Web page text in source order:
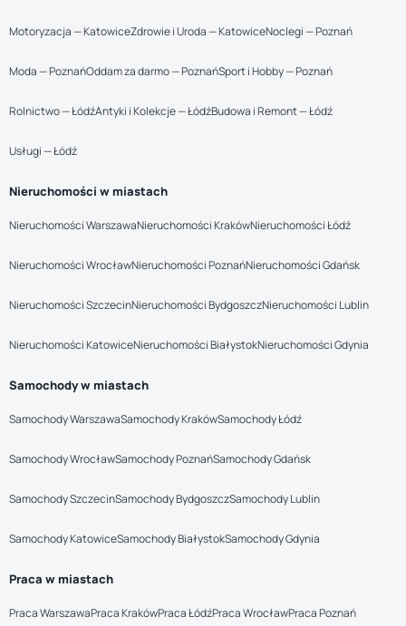
Motoryzacja — KatowiceZdrowie i Uroda — KatowiceNoclegi — Poznań
Moda — PoznańOddam za darmo — PoznańSport i Hobby — Poznań
Rolnictwo — ŁódźAntyki i Kolekcje — ŁódźBudowa i Remont — Łódź
Usługi — Łódź
Nieruchomości w miastach
Nieruchomości WarszawaNieruchomości KrakówNieruchomości Łódź
Nieruchomości WrocławNieruchomości PoznańNieruchomości Gdańsk
Nieruchomości SzczecinNieruchomości BydgoszczNieruchomości Lublin
Nieruchomości KatowiceNieruchomości BiałystokNieruchomości Gdynia
Samochody w miastach
Samochody WarszawaSamochody KrakówSamochody Łódź
Samochody WrocławSamochody PoznańSamochody Gdańsk
Samochody SzczecinSamochody BydgoszczSamochody Lublin
Samochody KatowiceSamochody BiałystokSamochody Gdynia
Praca w miastach
Praca WarszawaPraca KrakówPraca ŁódźPraca WrocławPraca Poznań